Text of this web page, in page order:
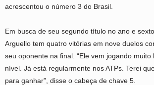
acrescentou o número 3 do Brasil.
Em busca de seu segundo título no ano e
Arguello tem quatro vitórias em nove duelos
seu oponente na final. “Ele vem jogando
nível. Já está regularmente nos ATPs. Terei
para ganhar”, disse o cabeça de chave 5.